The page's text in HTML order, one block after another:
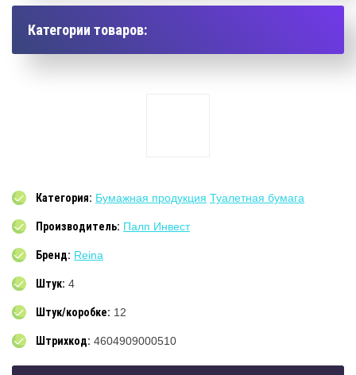
Категории товаров:
Категория: Бумажная продукция Туалетная бумага
Производитель: Палп Инвест
Бренд: Reina
Штук: 4
Штук/коробке: 12
Штрихкод: 4604909000510